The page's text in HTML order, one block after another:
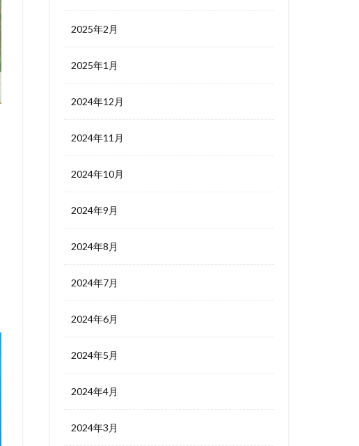
2025年2月
2025年1月
2024年12月
2024年11月
2024年10月
2024年9月
2024年8月
2024年7月
2024年6月
2024年5月
2024年4月
2024年3月